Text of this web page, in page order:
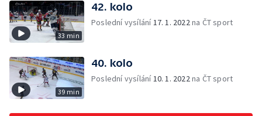
33 min
42. kolo
Poslední vysílání17. 1. 2022na ČT sport
39 min
40. kolo
Poslední vysílání10. 1. 2022na ČT sport